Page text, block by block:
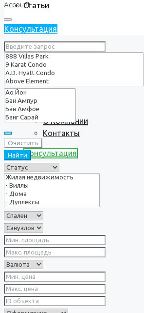
Статьи
Услуги
О нас
О Компании
Контакты
Консультация
Account
Консультация
Очистить
Найти